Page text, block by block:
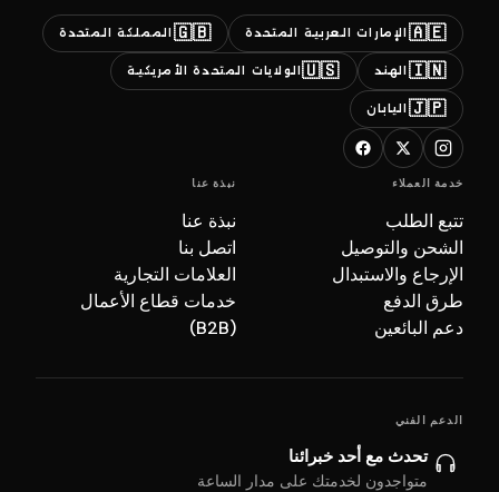
🇦🇪 الإمارات العربية المتحدة 🇬🇧 المملكة المتحدة
🇮🇳 الهند 🇺🇸الولايات المتحدة الأمريكية
🇯🇵 اليابان
خدمة العملاء
تتبع الطلب
الشحن والتوصيل
الإرجاع والاستبدال
طرق الدفع
دعم البائعين
نبذة عنا
نبذة عنا
اتصل بنا
العلامات التجارية
خدمات قطاع الأعمال
(B2B)
الدعم الفني
تحدث مع أحد خبرائنا
متواجدون لخدمتك على مدار الساعة